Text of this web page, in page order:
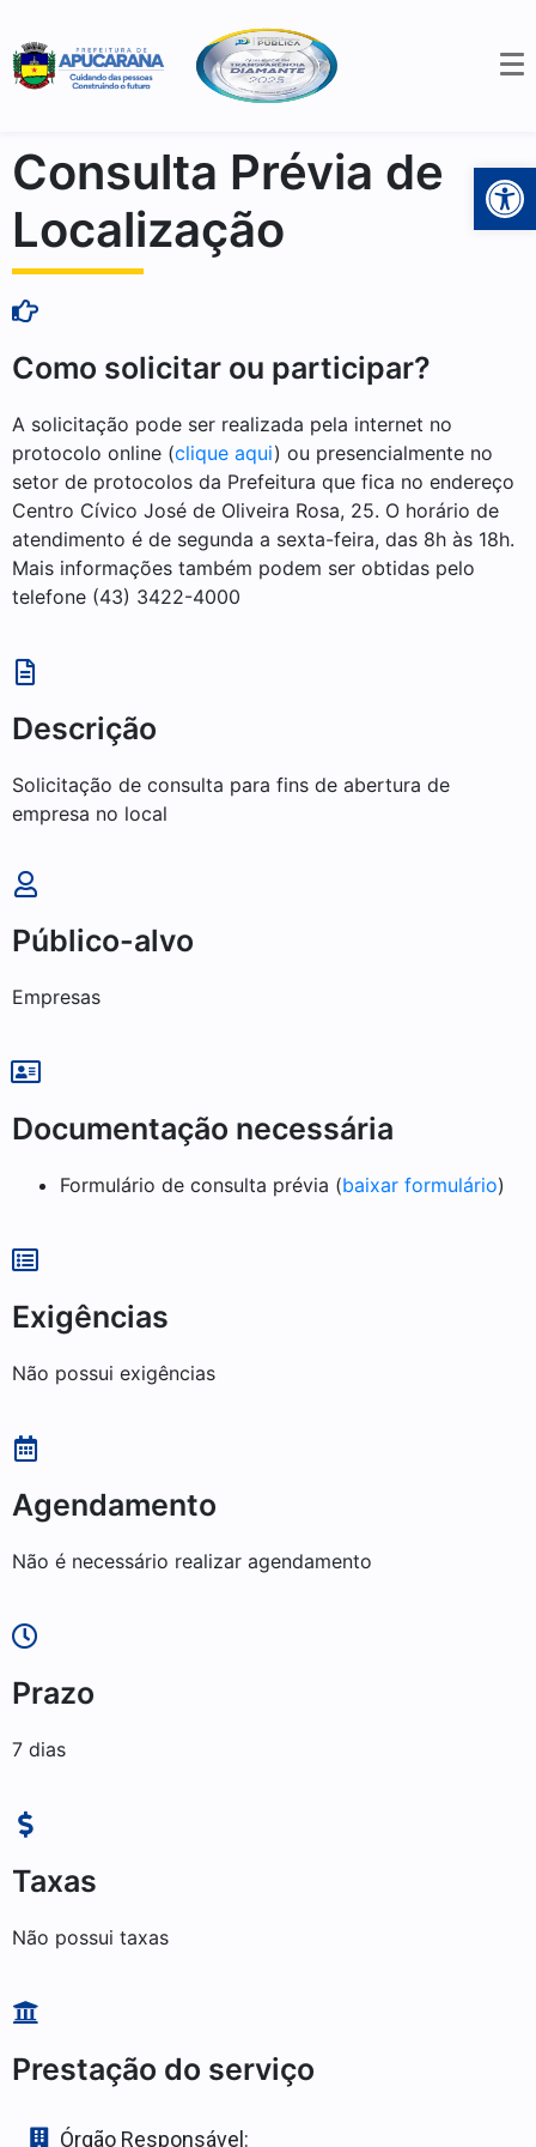
Consulta Prévia de
Localização
Como solicitar ou participar?
A solicitação pode ser realizada pela internet no
protocolo online (clique aqui) ou presencialmente no
setor de protocolos da Prefeitura que fica no endereço
Centro Cívico José de Oliveira Rosa, 25. O horário de
atendimento é de segunda a sexta-feira, das 8h às 18h.
Mais informações também podem ser obtidas pelo
telefone (43) 3422-4000
Descrição
Solicitação de consulta para fins de abertura de
empresa no local
Público-alvo
Empresas
Documentação necessária
Formulário de consulta prévia (baixar formulário)
Exigências
Não possui exigências
Agendamento
Não é necessário realizar agendamento
Prazo
7 dias
Taxas
Não possui taxas
Prestação do serviço
Órgão Responsável: